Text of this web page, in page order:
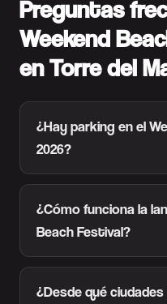
Preguntas
Weekend
en Torre del
¿Hay parking en el
2026?
¿Cómo funciona la
Beach Festival?
¿Desde qué